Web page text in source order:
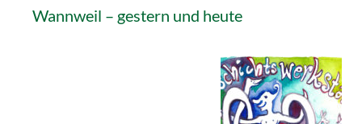
Wannweil – gestern und heute